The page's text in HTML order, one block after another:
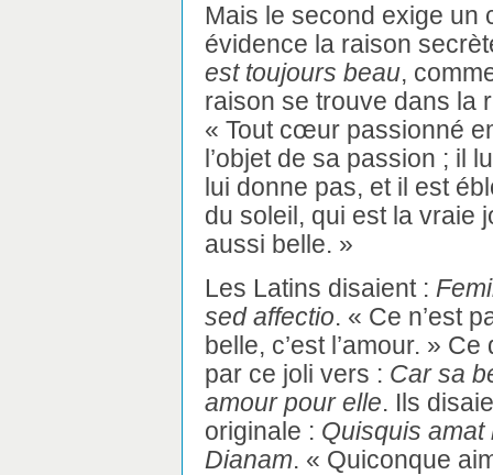
Mais le second exige un
évidence la raison
est toujours beau,
raison se trouve dans la
« Tout cœur passionné
l’objet de sa passion ; il
lui donne pas, et il est
du soleil, qui est la vraie
aussi belle. »
Les Latins disaient :
sed affectio. « Ce n’est
belle, c’est l’amour. »
par ce joli vers : Car sa
amour pour elle. Ils
originale : Quisquis
Dianam. « Quiconque